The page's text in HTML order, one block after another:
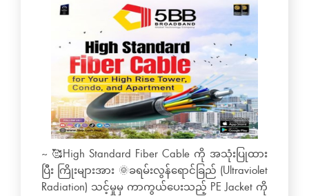
~ 🥰High Standard Fiber Cable ကို အသုံးပြုထား
ပြီး ကြိုးများအား 🌞ခရမ်းလွန်ရောင်ခြည် (Ultraviolet
Radiation) သင့်မှုမှ ကာကွယ်ပေးသည့် PE Jacket ကို